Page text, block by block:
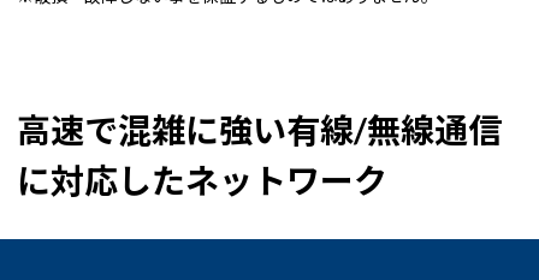
高速で混雑に強い有線/無線通信
に対応したネットワーク